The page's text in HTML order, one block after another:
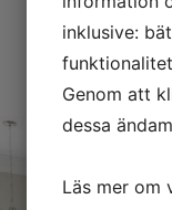
inklusive:
Genom att
dessa
Läs mer om